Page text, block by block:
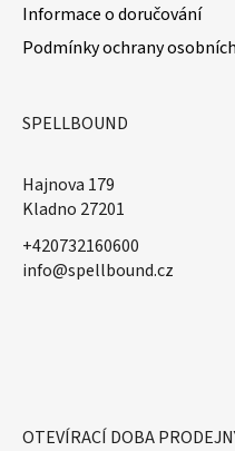
Informace o doručování
Podmínky ochrany
SPELLBOUND
Hajnova 179
Kladno 27201
+420732160600
​info@spellbound.cz
OTEVÍRACÍ DOBA